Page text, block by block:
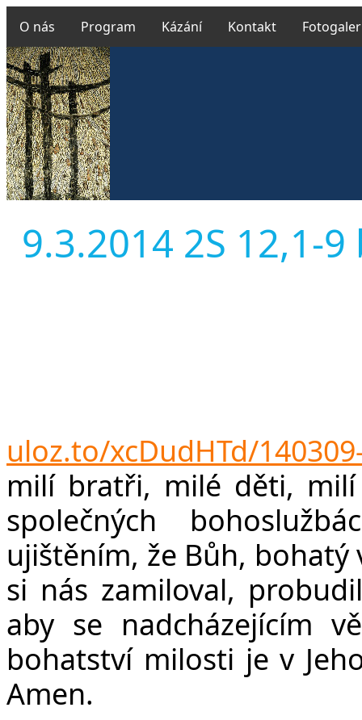
O nás Program Kázání Kontakt
9.3.2014 2S 12,1-
uloz.to/xcDudHTd/
milí bratři, milé děti,
společných
ujištěním, že Bůh, bohatý
si nás zamiloval,
aby se nadcházejícím
bohatství milosti je v
Amen.